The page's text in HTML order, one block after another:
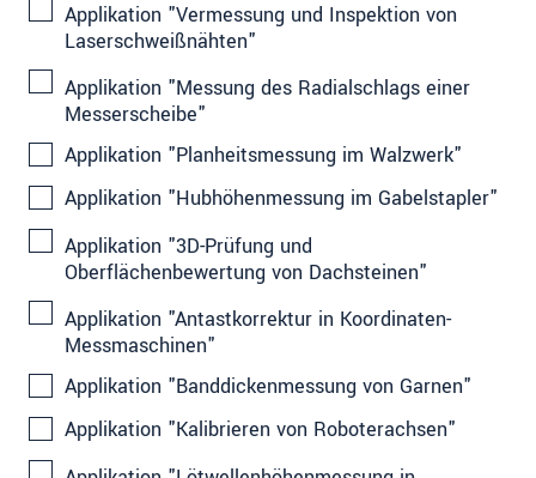
Applikation "Vermessung und Inspektion von
Laserschweißnähten"
Applikation "Messung des Radialschlags einer
Messerscheibe"
Applikation "Planheitsmessung im Walzwerk"
Applikation "Hubhöhenmessung im Gabelstapler"
Applikation "3D-Prüfung und
Oberflächenbewertung von Dachsteinen"
Applikation "Antastkorrektur in Koordinaten-
Messmaschinen"
Applikation "Banddickenmessung von Garnen"
Applikation "Kalibrieren von Roboterachsen"